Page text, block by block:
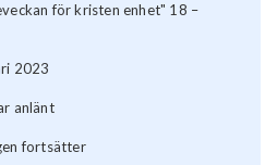
för kristen enhet" 18 –
2023
anlänt
fortsätter